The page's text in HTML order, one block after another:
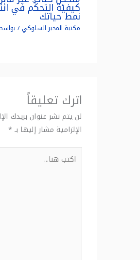
كيفيّة التحكّم في
نمط حياتك
مكتبة المخبر السلوكي/ بواسطة
اترك تعليقاً
لن يتم نشر عنوان بريدك
الإلزامية مشار إليها بـ*